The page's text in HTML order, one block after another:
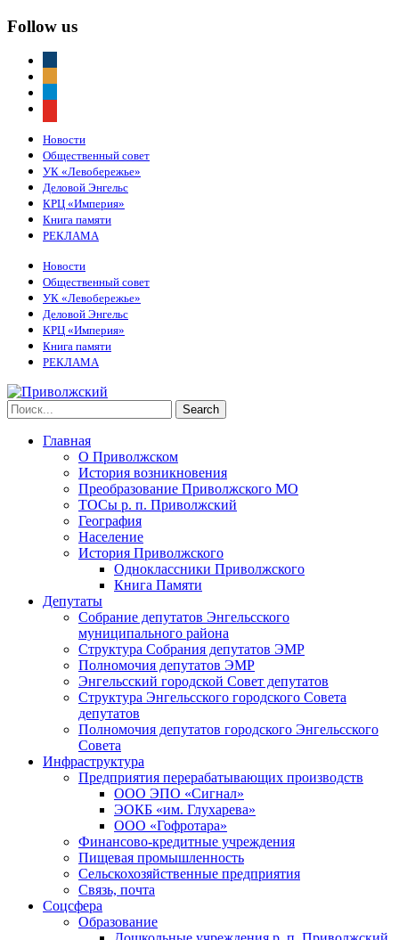
Follow us
Новости
Общественный совет
УК «Левобережье»
Деловой Энгельс
КРЦ «Империя»
Книга памяти
РЕКЛАМА
Новости
Общественный совет
УК «Левобережье»
Деловой Энгельс
КРЦ «Империя»
Книга памяти
РЕКЛАМА
Главная
О Приволжском
История возникновения
Преобразование Приволжского МО
ТОСы р. п. Приволжский
География
Население
История Приволжского
Одноклассники Приволжского
Книга Памяти
Депутаты
Собрание депутатов Энгельсского
муниципального района
Структура Собрания депутатов ЭМР
Полномочия депутатов ЭМР
Энгельсский городской Совет депутатов
Структура Энгельсского городского Совета
депутатов
Полномочия депутатов городского Энгельсского
Совета
Инфраструктура
Предприятия перерабатывающих производств
ООО ЭПО «Сигнал»
ЭОКБ «им. Глухарева»
ООО «Гофротара»
Финансово-кредитные учреждения
Пищевая промышленность
Сельскохозяйственные предприятия
Связь, почта
Соцсфера
Образование